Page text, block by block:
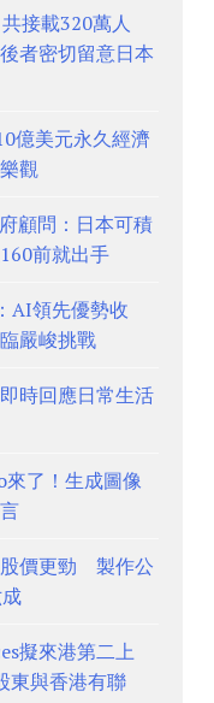
接載320萬人
者密切留意日本
億美元永久經濟
觀
顧問：日本可積
前就出手
AI領先優勢收
嚴峻挑戰
時回應日常生活
來了！生成圖像
股價更勁 製作公
擬來港第二上
與香港有聯